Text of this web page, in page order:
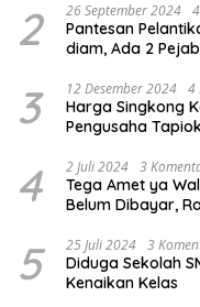
2 26 September 2024
Pantesan
diam, Ada 2
3 12 Desember 2024 4
Harga Singkong
Pengusaha
4 2 Juli 2024 3
Tega Amet ya
Belum Dibayar,
5 25 Juli 2024 3
Diduga Sekolah
Kenaikan Kelas